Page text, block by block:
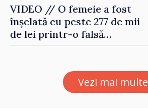
VIDEO // O femeie a fost
înșelată cu peste 277 de mii
de lei printr-o falsă
Vezi mai multe